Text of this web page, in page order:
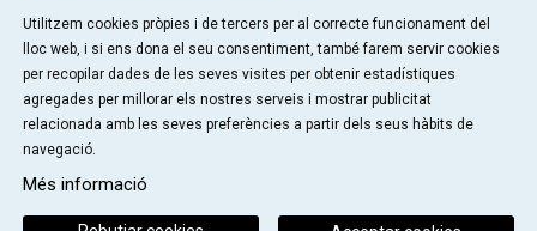
Utilitzem cookies pròpies i de tercers per al correcte funcionament del
lloc web, i si ens dona el seu consentiment, també farem servir cookies
per recopilar dades de les seves visites per obtenir estadístiques
agregades per millorar els nostres serveis i mostrar publicitat
relacionada amb les seves preferències a partir dels seus hàbits de
navegació.
Més informació